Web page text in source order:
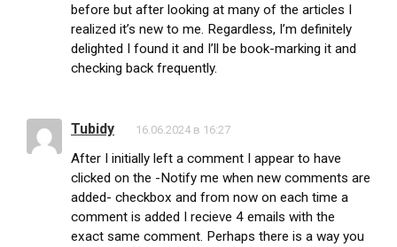
before but after looking at many of the articles I
realized it’s new to me. Regardless, I’m definitely
delighted I found it and I’ll be book-marking it and
checking back frequently.
Tubidy 16.06.2024 в 16:27
After I initially left a comment I appear to have
clicked on the -Notify me when new comments are
added- checkbox and from now on each time a
comment is added I recieve 4 emails with the
exact same comment. Perhaps there is a way you